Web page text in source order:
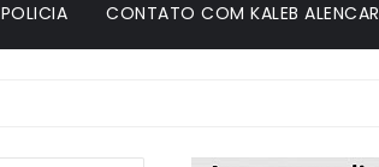
POLICIA CONTATO COM KALEB ALENCAR